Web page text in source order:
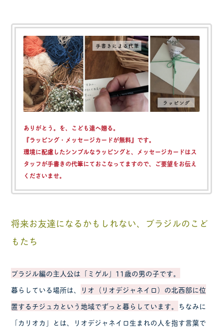
ありがとう。を、こども達へ贈る。
『ラッピング・メッセージカードが無料』 です。
環境に配慮したシンプルなラッピングと、メッセージカードはス
タッフが手書きの代筆にておこなってますので、ご要望をお伝え
くださいませ。
将来お友達になるかもしれない、ブラジルのこど
もたち
ブラジル編の主人公は「ミゲル」11歳の男の子です。
暮らしている場所は、
リオ（リオデジャネイロ）の北西部に位
置するチジュカという地域でずっと暮らしています。 ちなみに
「カリオカ」とは、リオデジャネイロ生まれの人を指す言葉で